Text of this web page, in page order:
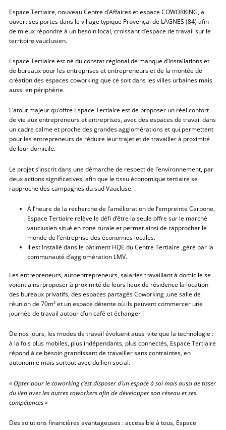
Espace Tertiaire, nouveau Centre d’Affaires et espace COWORKING, a
ouvert ses portes dans le village typique Provençal de LAGNES (84) afin
de mieux répondre à un besoin local, croissant d’espace de travail sur le
territoire vauclusien.
Espace Tertiaire est né du constat régional de manque d’installations et
de bureaux pour les entreprises et entrepreneurs et de la montée de
création des espaces coworking que ce soit dans les villes urbaines mais
aussi en périphérie.
L’atout majeur qu’offre Espace Tertiaire est de proposer un réel confort
de vie aux entrepreneurs et entreprises, avec des espaces de travail dans
un cadre calme et proche des grandes agglomérations et qui permettent
pour les entrepreneurs de réduire leur trajet et de travailler à proximité
de leur domicile.
Le projet s’inscrit dans une démarche de respect de l’environnement, par
deux actions significatives, afin que le tissu économique tertiaire se
rapproche des campagnes du sud Vaucluse. :
À l’heure de la recherche de l’amélioration de l’empreinte Carbone,
Espace Tertiaire relève le défi d’être la seule offre sur le marché
vauclusien situé en zone rurale et permet ainsi de rapprocher le
monde de l’entreprise des économies locales.
Il est Installé dans le bâtiment HQE du Centre Tertiaire ,géré par la
communauté d’agglomération LMV.
Les entrepreneurs, autoentrepreneurs, salariés travaillant à domicile se
voient ainsi proposer à proximité de leurs lieux de résidence la location
des bureaux privatifs, des espaces partagés Coworking ,une salle de
réunion de 70m² et un espace détente où ils peuvent commercer une
journée de travail autour d’un café et échanger !
De nos jours, les modes de travail évoluent aussi vite que la technologie :
à la fois plus mobiles, plus indépendants, plus connectés, Espace Tertiaire
répond à ce besoin grandissant de travailler sans contraintes, en
autonomie mais surtout avec du lien social.
« Opter pour le coworking c’est disposer d’un espace à soi mais aussi de tisser
du lien avec les autres coworkers afin de développer son réseau et ses
compétences »
Des solutions financières avantageuses : accessible à tous, Espace